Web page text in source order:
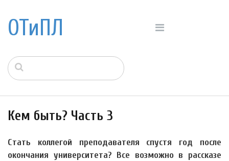
ОТиПЛ
Кем быть? Часть 3
Стать коллегой преподавателя спустя год после
окончания университета? Все возможно в рассказе